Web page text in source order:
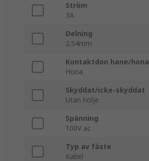
Ström
3A
Delning
2.54mm
Kontaktdon hane/hona
Hona
Skyddat/icke-skyddat
Utan hölje
Spänning
100V ac
Typ av fäste
Kabel